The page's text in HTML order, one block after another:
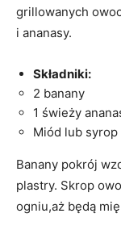
grillowanych⁣
i ananasy.
Składniki:
2 banany
1 świeży‌
Miód lub
Banany pokrój
plastry. Skrop
ogniu,aż będą‍